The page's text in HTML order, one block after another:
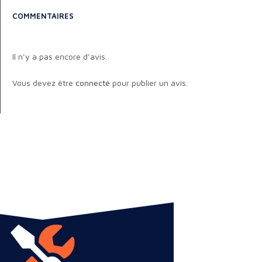
COMMENTAIRES
Il n’y a pas encore d’avis.
Vous devez être connecté pour publier un avis.